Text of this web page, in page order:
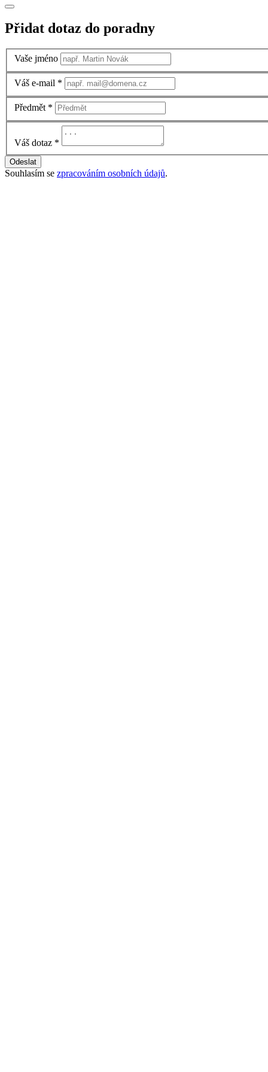
Přidat dotaz do poradny
Vaše jméno
Váš e-mail *
Předmět *
Váš dotaz *
Odeslat
Souhlasím se zpracováním osobních údajů.